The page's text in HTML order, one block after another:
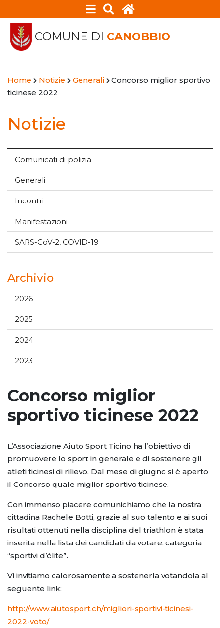
COMUNE DI CANOBBIO
Home Notizie Generali
Concorso miglior sportivo
ticinese 2022
Notizie
Comunicati di polizia
Generali
Incontri
Manifestazioni
SARS-CoV-2, COVID-19
Archivio
2026
2025
2024
2023
Concorso miglior
sportivo ticinese 2022
L’Associazione Aiuto Sport Ticino ha l’obiettivo di
promuovere lo sport in generale e di sostenere gli
atleti ticinesi di rilievo. Dal mese di giugno si è aperto
il Concorso quale miglior sportivo ticinese.
Con immenso piacere comunichiamo che la nostra
cittadina Rachele Botti, grazie al suo talento e ai suoi
risultati ottenuti nella disciplina del triathlon è stata
inserita nella lista dei candidati da votare; categoria
“sportivi d’élite”.
Vi invitiamo calorosamente a sostenerla votandola al
seguente link:
http://www.aiutosport.ch/migliori-sportivi-ticinesi-
2022-voto/